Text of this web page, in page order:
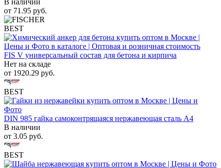
В наличии
от 71.95 руб.
BEST
FIS V универсальный состав для бетона и кирпича
Нет на складе
от 1920.29 руб.
BEST
DIN 985 гайка самоконтрящаяся нержавеющая сталь A4
В наличии
от 3.05 руб.
BEST